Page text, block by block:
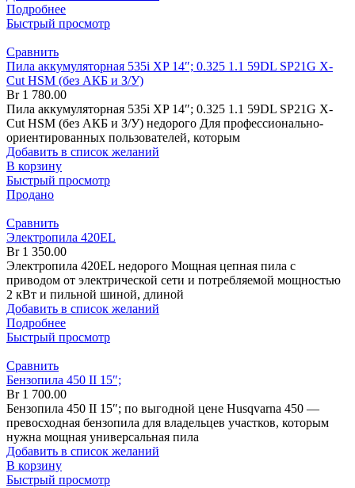
Подробнее
Быстрый просмотр
Сравнить
Пила аккумуляторная 535i XP 14″; 0.325 1.1 59DL SP21G X-
Cut HSM (без АКБ и З/У)
Br1 780.00
Пила аккумуляторная 535i XP 14″; 0.325 1.1 59DL SP21G X-
Cut HSM (без АКБ и З/У) недорого Для профессионально-
ориентированных пользователей, которым
Добавить в список желаний
В корзину
Быстрый просмотр
Продано
Сравнить
Электропила 420EL
Br1 350.00
Электропила 420EL недорого Мощная цепная пила с
приводом от электрической сети и потребляемой мощностью
2 кВт и пильной шиной, длиной
Добавить в список желаний
Подробнее
Быстрый просмотр
Сравнить
Бензопила 450 II 15″;
Br1 700.00
Бензопила 450 II 15″; по выгодной цене Husqvarna 450 —
превосходная бензопила для владельцев участков, которым
нужна мощная универсальная пила
Добавить в список желаний
В корзину
Быстрый просмотр